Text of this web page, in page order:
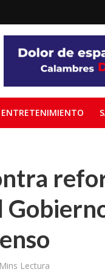
ENTRETENIMIENTO
Lectura